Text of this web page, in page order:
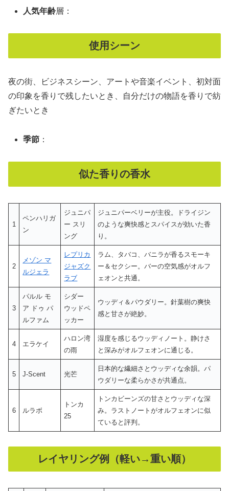
人気年齢層：
使用シーン
夜の街、ビジネスシーン、アートや音楽イベント、初対面
の印象を香りで残したいとき、自分だけの物語を香りで紡
ぎたいとき
季節 ：
似た香りの香水
1
ペンハリガ
ン
ジュニパ
ー スリ
ング
ジュニパーベリーが主役。ドライジン
のような爽快感とスパイスが効いた香
り。
2
メゾン マ
ルジェラ
レプリカ
ジャズク
ラブ
ラム、タバコ、バニラが香るスモーキ
ー＆セクシー。バーの空気感がオルフ
ェオンと共通。
3
パルル モ
ア ドゥ パ
ルファム
シダー
ウッドペ
ッカー
ウッディ＆パウダリー。針葉樹の爽快
感と甘さが絶妙。
4 エラケイ
ハロン湾
の雨
湿度を感じるウッディノート。静けさ
と深みがオルフェオンに通じる。
5 J-Scent 光芒
日本的な繊細さとウッディな余韻。パ
ウダリーな柔らかさが共通点。
6 ルラボ
トンカ
25
トンカビーンズの甘さとウッディな深
み。ラストノートがオルフェオンに似
ていると評判。
レイヤリング例（軽い→重い順）